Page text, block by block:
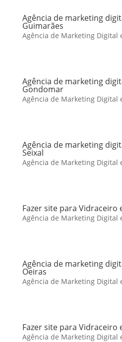
Agência de marketing
Guimarães
Agência de Marketing Digital
Agência de marketing
Gondomar
Agência de Marketing Digital
Agência de marketing
Seixal
Agência de Marketing Digital
Fazer site para Vidraceiro
Agência de Marketing Digital
Agência de marketing
Oeiras
Agência de Marketing Digital
Fazer site para Vidraceiro
Agência de Marketing Digital